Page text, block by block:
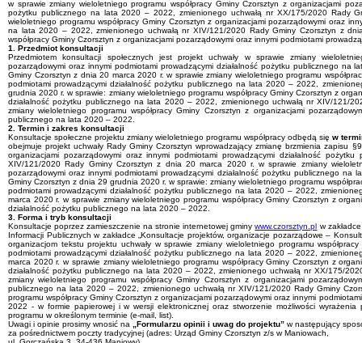
w sprawie zmiany wieloletniego programu współpracy Gminy Czorsztyn z organizacjami
pożytku publicznego na lata 2020 – 2022, zmienionego uchwałą nr XX/175/2020 Rady
wieloletniego programu współpracy Gminy Czorsztyn z organizacjami pozarządowymi oraz
na lata 2020 – 2022, zmienionego uchwałą nr XIV/121/2020 Rady Gminy Czorsztyn z
współpracy Gminy Czorsztyn z organizacjami pozarządowymi oraz innymi podmiotami
1. Przedmiot konsultacji
Przedmiotem konsultacji społecznych jest projekt uchwały w sprawiezmiany
pozarządowymi oraz innymi podmiotami prowadzącymi działalność pożytku publicznego
Gminy Czorsztyn z dnia 20 marca 2020 r. w sprawie zmiany wieloletniego programu
podmiotami prowadzącymi działalność pożytku publicznego na lata 2020 – 2022
,
grudnia 2020 r. w sprawie: zmiany wieloletniego programu współpracy Gminy Czorsztyn z
działalność pożytku publicznego na lata 2020 – 2022, zmienionego uchwałą nr XIV/121/
zmiany wieloletniego programu współpracy Gminy Czorsztyn z organizacjami
publicznego na lata 2020 – 2022.
2. Termin i zakres konsultacji
Konsultacje społeczne projektu zmiany wieloletniego programu współpracy odbędą się w
obejmuje projekt uchwały Rady Gminy Czorsztyn wprowadzający zmianę brzmienia zapisu
organizacjami pozarządowymi oraz innymi podmiotami prowadzącymi działalność
XIV/121/2020 Rady Gminy Czorsztyn z dnia 20 marca 2020 r. w sprawie zmiany
pozarządowymi oraz innymi podmiotami prowadzącymi działalność pożytku publicznego
Gminy Czorsztyn z dnia 29 grudnia 2020 r. w sprawie: zmiany wieloletniego programu
podmiotami prowadzącymi działalność pożytku publicznego na lata 2020 – 2022,
marca 2020 r. w sprawie zmiany wieloletniego programu współpracy Gminy Czorsztyn z
działalność pożytku publicznego na lata 2020 – 2022.
3. Forma i tryb konsultacji
Konsultacje poprzez zamieszczenie na stronie internetowej gminywww.czorsztyn.pl w
Informacji Publicznych w zakładce „Konsultacje projektów, organizacje pozarządowe –
organizacjom tekstu projektu uchwały w sprawie zmiany wieloletniego programu
podmiotami prowadzącymi działalność pożytku publicznego na lata 2020 – 2022,
marca 2020 r. w sprawie zmiany wieloletniego programu współpracy Gminy Czorsztyn z
działalność pożytku publicznego na lata 2020 – 2022, zmienionego uchwałą nr XX/175/
zmiany wieloletniego programu współpracy Gminy Czorsztyn z organizacjami
publicznego na lata 2020 – 2022, zmienionego uchwałą nr XIV/121/2020 Rady Gminy
programu współpracy Gminy Czorsztyn z organizacjami pozarządowymi oraz innymi
2022 - w formie papierowej i w wersji elektronicznej oraz stworzenie możliwości
programu w określonym terminie (e-mail, list).
Uwagi i opinie prosimy wnosić na
„Formularzu opinii i uwag do projektu” w następujący
za pośrednictwem poczty tradycyjnej (adres: Urząd Gminy Czorsztyn z/s w Maniowach,